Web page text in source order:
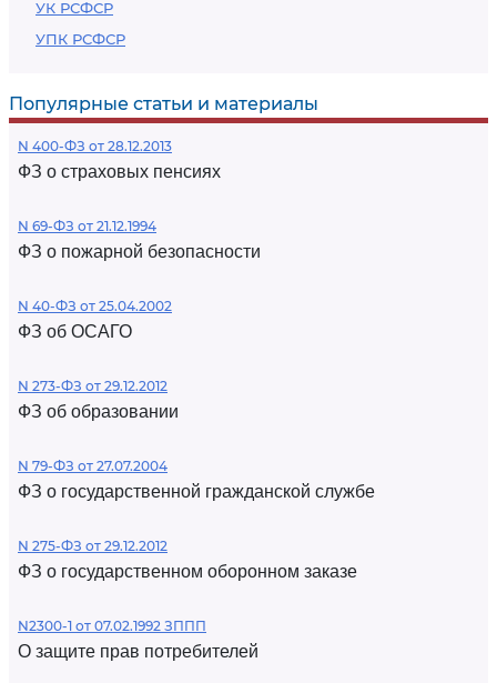
УК РСФСР
УПК РСФСР
Популярные статьи и материалы
N 400-ФЗ от 28.12.2013
ФЗ о страховых пенсиях
N 69-ФЗ от 21.12.1994
ФЗ о пожарной безопасности
N 40-ФЗ от 25.04.2002
ФЗ об ОСАГО
N 273-ФЗ от 29.12.2012
ФЗ об образовании
N 79-ФЗ от 27.07.2004
ФЗ о государственной гражданской службе
N 275-ФЗ от 29.12.2012
ФЗ о государственном оборонном заказе
N2300-1 от 07.02.1992 ЗППП
О защите прав потребителей